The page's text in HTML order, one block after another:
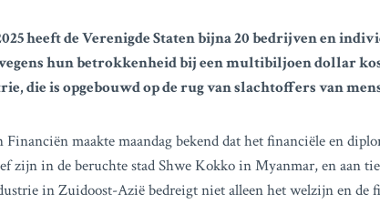
heeft de Verenigde Staten bijna 20 bedrijven en
hun betrokkenheid bij een multibiljoen dollar
die is opgebouwd op de rug van slachtoffers van
maakte maandag bekend dat het financiële en
zijn in de beruchte stad Shwe Kokko in Myanmar, en aan
in Zuidoost-Azië bedreigt niet alleen het welzijn en de